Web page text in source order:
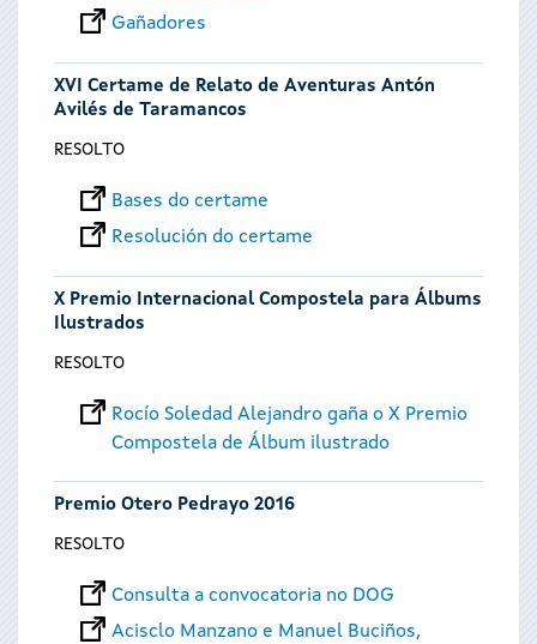
Gañadores
XVI Certame de Relato de Aventuras Antón
Avilés de Taramancos
RESOLTO
Bases do certame
Resolución do certame
X Premio Internacional Compostela para Álbums
Ilustrados
RESOLTO
Rocío Soledad Alejandro gaña o X Premio
Compostela de Álbum ilustrado
Premio Otero Pedrayo 2016
RESOLTO
Consulta a convocatoria no DOG
Acisclo Manzano e Manuel Buciños,